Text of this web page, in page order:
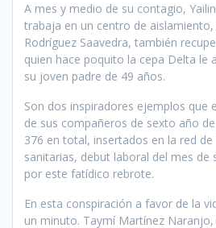
A mes y medio de su contagio,
trabaja en un centro de
Rodríguez Saavedra, también
quien hace poquito la cepa Delta le
su joven padre de 49 años.
Son dos inspiradores ejemplos que
de sus compañeros de sexto año
376 en to­tal, insertados en la red
sanitarias, debut laboral del mes de
por este fatídico rebrote.
En esta conspiración a favor de la
un minuto. Taymí Martínez